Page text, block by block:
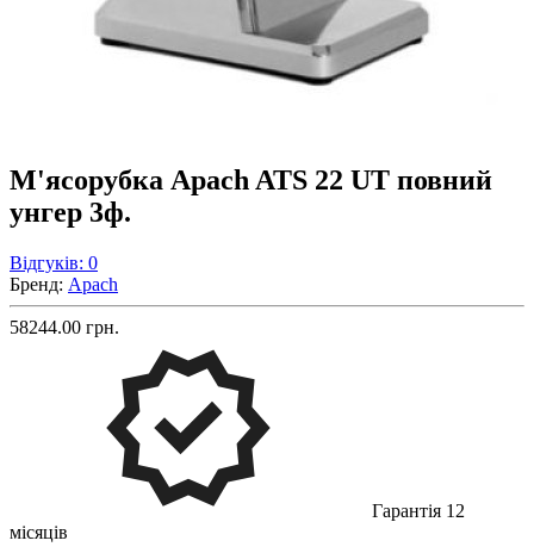
М'ясорубка Apach ATS 22 UT повний
унгер 3ф.
Відгуків: 0
Бренд: Apach
58244.00 грн.
Гарантія 12
місяців